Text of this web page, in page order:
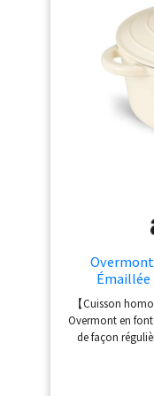
conditions
permet en plus
AUTHENTIQUE
en fonte
douceur et
RELIEF
cocotte en
possède un
et un arrosage
Émaillée
【Cuisson
Overmont en
de façon
ragoûts, des
viandes